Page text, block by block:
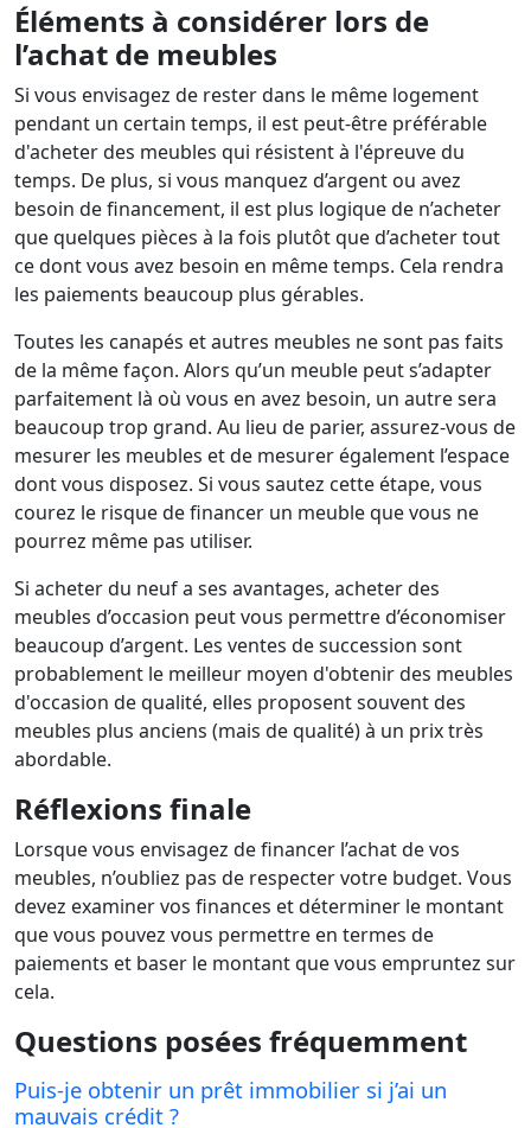
Éléments à considérer lors de
l’achat de meubles
Si vous envisagez de rester dans le même logement
pendant un certain temps, il est peut-être préférable
d'acheter des meubles qui résistent à l'épreuve du
temps. De plus, si vous manquez d’argent ou avez
besoin de financement, il est plus logique de n’acheter
que quelques pièces à la fois plutôt que d’acheter tout
ce dont vous avez besoin en même temps. Cela rendra
les paiements beaucoup plus gérables.
Toutes les canapés et autres meubles ne sont pas faits
de la même façon. Alors qu’un meuble peut s’adapter
parfaitement là où vous en avez besoin, un autre sera
beaucoup trop grand. Au lieu de parier, assurez-vous de
mesurer les meubles et de mesurer également l’espace
dont vous disposez. Si vous sautez cette étape, vous
courez le risque de financer un meuble que vous ne
pourrez même pas utiliser.
Si acheter du neuf a ses avantages, acheter des
meubles d’occasion peut vous permettre d’économiser
beaucoup d’argent. Les ventes de succession sont
probablement le meilleur moyen d'obtenir des meubles
d'occasion de qualité, elles proposent souvent des
meubles plus anciens (mais de qualité) à un prix très
abordable.
Réflexions finale
Lorsque vous envisagez de financer l’achat de vos
meubles, n’oubliez pas de respecter votre budget. Vous
devez examiner vos finances et déterminer le montant
que vous pouvez vous permettre en termes de
paiements et baser le montant que vous empruntez sur
cela.
Questions posées fréquemment
Puis-je obtenir un prêt immobilier si j’ai un
mauvais crédit ?